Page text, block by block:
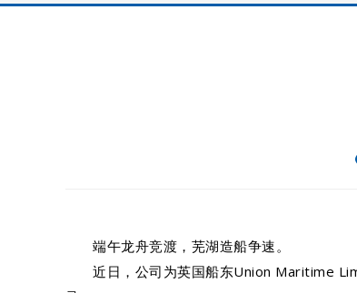
端午龙舟竞渡，芜湖造船争速。
近日，公司为英国船东Union Maritime